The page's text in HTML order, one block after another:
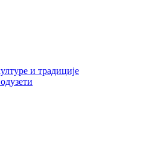
и традиције